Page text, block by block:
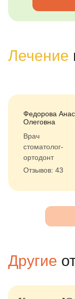
Лечение
Федорова
Олеговна
Врач
стоматолог-
ортодонт
Отзывов: 43
Другие